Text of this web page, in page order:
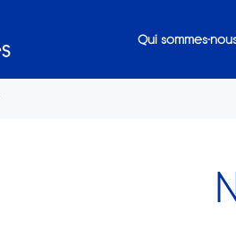
Qui sommes-